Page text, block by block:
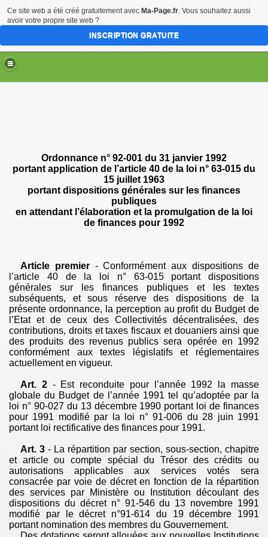
Ordonnance n° 92-001 du 31 janvier 1992
portant application de l’article 40 de la loi n° 63-015 du
15 juillet 1963
portant dispositions générales sur les finances
publiques
en attendant l’élaboration et la promulgation de la loi
de finances pour 1992
Article premier - Conformément aux dispositions de
l’article 40 de la loi n° 63-015 portant dispositions
générales sur les finances publiques et les textes
subséquents, et sous réserve des dispositions de la
présente ordonnance, la perception au profit du Budget de
l’Etat et de ceux des Collectivités décentralisées, des
contributions, droits et taxes fiscaux et douaniers ainsi que
des produits des revenus publics sera opérée en 1992
conformément aux textes législatifs et réglementaires
actuellement en vigueur.
Art. 2 - Est reconduite pour l’année 1992 la masse
globale du Budget de l’année 1991 tel qu’adoptée par la
loi n° 90-027 du 13 décembre 1990 portant loi de finances
pour 1991 modifié par la loi n° 91-006 du 28 juin 1991
portant loi rectificative des finances pour 1991.
Art. 3 - La répartition par section, sous-section, chapitre
et article ou compte spécial du Trésor des crédits ou
autorisations applicables aux services votés sera
consacrée par voie de décret en fonction de la répartition
des services par Ministère ou Institution découlant des
dispositions du décret n° 91-546 du 13 novembre 1991
modifié par le décret n°91-614 du 19 décembre 1991
portant nomination des membres du Gouvernement.
Ce site web a été créé gratuitement avec Ma-Page.fr. Vous souhaitez aussi
avoir votre propre site web ?
INSCRIPTION GRATUITE